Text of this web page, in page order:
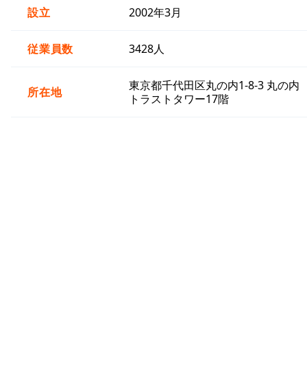
設立 2002年3月
従業員数 3428人
所在地
東京都千代田区丸の内1-8-3 丸の内
トラストタワー17階